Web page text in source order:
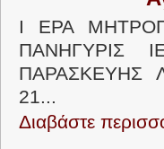
Ι ΕΡΑ
ΠΑΝΗΓΥΡΙΣ
ΠΑΡΑΣΚΕΥΗΣ
21...
Διαβάστε